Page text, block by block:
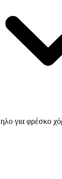
για φρέσκο